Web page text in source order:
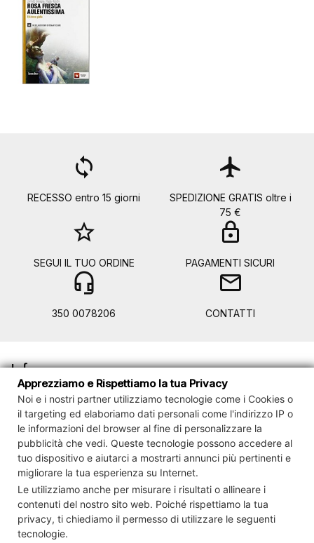
loop
RECESSO entro 15 giorni
flight
SPEDIZIONE GRATIS oltre i
75 €
star_border
SEGUI IL TUO ORDINE
lock
PAGAMENTI SICURI
headset_mic
350 0078206
mail
CONTATTI
Info 
Account 
Contact us 
Newsletter
Controlla la tua privacy
Apprezziamo e Rispettiamo la tua Privacy
Noi e i nostri partner utilizziamo tecnologie come i Cookies o
il targeting ed elaboriamo dati personali come l'indirizzo IP o
le informazioni del browser al fine di personalizzare la
pubblicità che vedi. Queste tecnologie possono accedere al
tuo dispositivo e aiutarci a mostrarti annunci più pertinenti e
migliorare la tua esperienza su Internet.
Le utilizziamo anche per misurare i risultati o allineare i
contenuti del nostro sito web. Poiché rispettiamo la tua
privacy, ti chiediamo il permesso di utilizzare le seguenti
tecnologie.